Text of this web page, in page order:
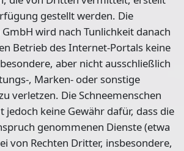
gestellt werden. Die
wird nach Tunlichkeit danach
Betrieb des Internet-Portals keine
aber nicht ausschließlich
, Marken- oder sonstige
verletzen. Die Schneemenschen
keine Gewähr dafür, dass die
genommenen Dienste (etwa
von Rechten Dritter, insbesondere,